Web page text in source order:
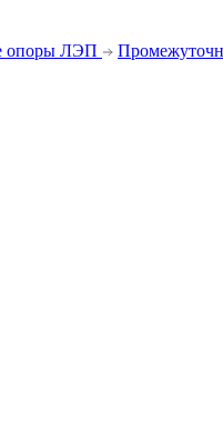
опоры ЛЭП